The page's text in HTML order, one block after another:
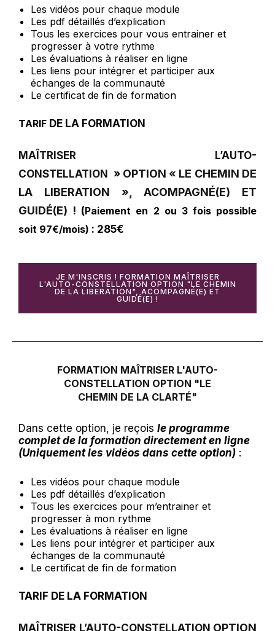
Les vidéos pour chaque module
Les pdf détaillés d’explication
Tous les exercices pour vous entrainer et
progresser à votre rythme
Les évaluations à réaliser en ligne
Les liens pour intégrer et participer aux
échanges de la communauté
Le certificat de fin de formation
TARIF DE LA FORMATION
MAÎTRISER L’AUTO-
CONSTELLATION » OPTION « LE CHEMIN DE
LA LIBERATION », ACOMPAGNÉ(E) ET
GUIDÉ(E) ! (Paiement en 2 ou 3 fois possible
soit 97€/mois) : 285€
JE M'INSCRIS ! FORMATION MAÎTRISER
L'AUTO-CONSTELLATION OPTION "LE CHEMIN
DE LA LIBERATION", ACOMPAGNÉ(E) ET
GUIDÉ(E) !
FORMATION MAÎTRISER L'AUTO-
CONSTELLATION OPTION "LE
CHEMIN DE LA CLARTÉ"
Dans cette option, je reçois le programme
complet de la formation directement en ligne
(Uniquement les vidéos dans cette option) :
Les vidéos pour chaque module
Les pdf détaillés d’explication
Tous les exercices pour m’entrainer et
progresser à mon rythme
Les évaluations à réaliser en ligne
Les liens pour intégrer et participer aux
échanges de la communauté
Le certificat de fin de formation
TARIF DE LA FORMATION
MAÎTRISER L’AUTO-CONSTELLATION OPTION